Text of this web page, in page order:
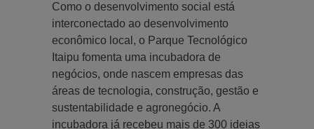
Como o desenvolvimento social está
interconectado ao desenvolvimento
econômico local, o Parque Tecnológico
Itaipu fomenta uma incubadora de
negócios, onde nascem empresas das
áreas de tecnologia, construção, gestão e
sustentabilidade e agronegócio. A
incubadora já recebeu mais de 300 ideias